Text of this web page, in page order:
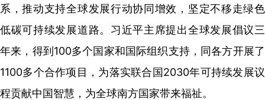
系，推动支持全球发展行动协同增效，坚定不移走绿色
低碳可持续发展道路。习近平主席提出全球发展倡议三
年来，得到100多个国家和国际组织支持，同各方开展了
1100多个合作项目，为落实联合国2030年可持续发展议
程贡献中国智慧，为全球南方国家带来福祉。